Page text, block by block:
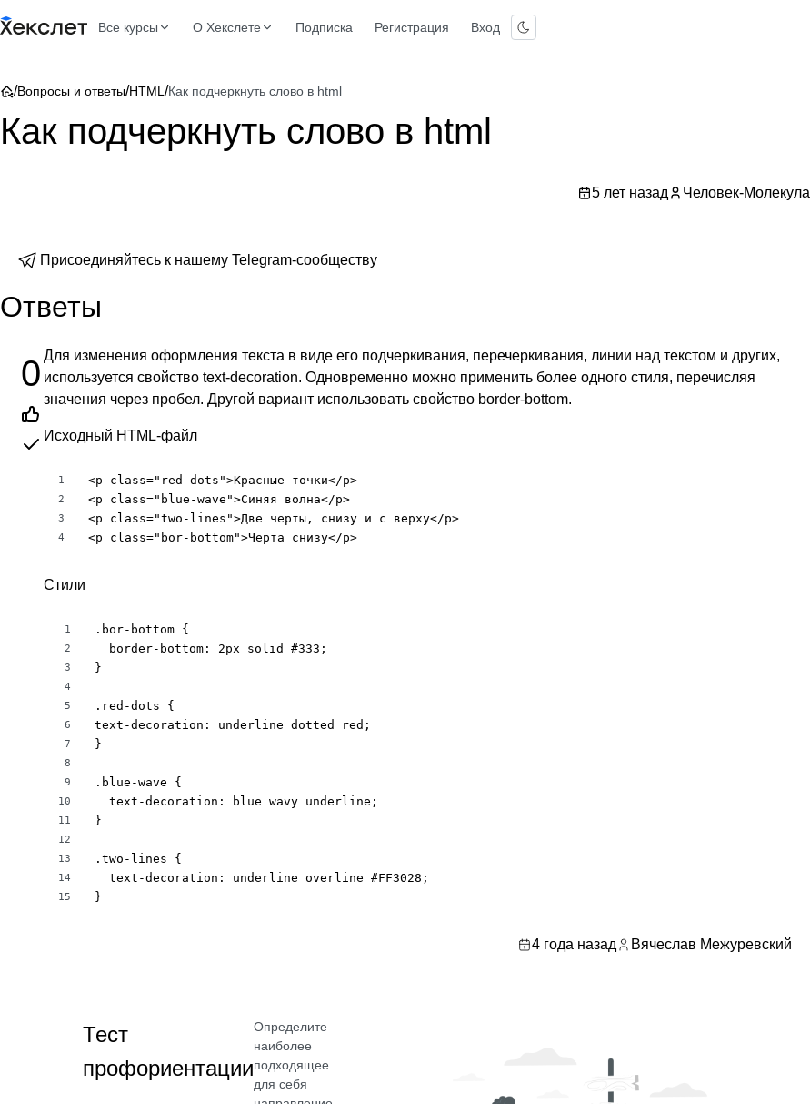
Все курсы О Хекслете Подписка Регистрация Вход
/Вопросы и ответы/HTML /Как подчеркнуть слово в html
Как подчеркнуть слово в html
5 лет назад Человек-Молекула
Присоединяйтесь к нашему Telegram-сообществу
Ответы
0 Для изменения оформления текста в виде его подчеркивания, перечеркивания, линии над текстом и других,
используется свойство text-decoration. Одновременно можно применить более одного стиля, перечисляя
значения через пробел. Другой вариант использовать свойство border-bottom.
Исходный HTML-файл
1
2
3
4
<p class="red-dots">Красные точки</p>
<p class="blue-wave">Синяя волна</p>
<p class="two-lines">Две черты, снизу и с верху</p>
<p class="bor-bottom">Черта снизу</p>
Стили
1
2
3
4
5
6
7
8
9
10
11
12
13
14
15
.bor-bottom {
  border-bottom: 2px solid #333;
}
.red-dots {
text-decoration: underline dotted red;
}
.blue-wave {
  text-decoration: blue wavy underline;
}
.two-lines {
  text-decoration: underline overline #FF3028;
}
4 года назад Вячеслав Межуревский
Тест
профориентации
Определите
наиболее
подходящее
для себя